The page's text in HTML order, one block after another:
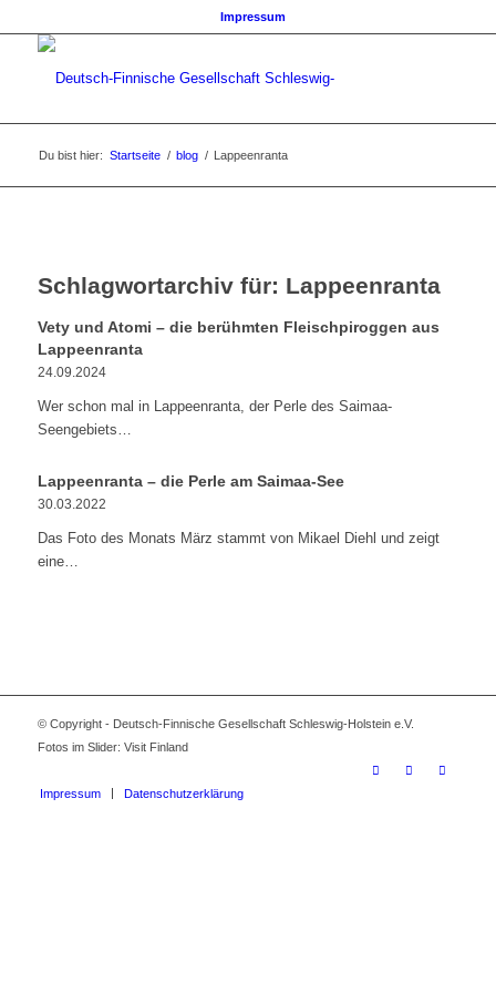
Impressum
Du bist hier: Startseite / blog / Lappeenranta
Schlagwortarchiv für: Lappeenranta
Vety und Atomi – die berühmten Fleischpiroggen aus
Lappeenranta
24.09.2024
Wer schon mal in Lappeenranta, der Perle des Saimaa-
Seengebiets…
Lappeenranta – die Perle am Saimaa-See
30.03.2022
Das Foto des Monats März stammt von Mikael Diehl und zeigt
eine…
© Copyright - Deutsch-Finnische Gesellschaft Schleswig-Holstein e.V.
Fotos im Slider: Visit Finland
Impressum Datenschutzerklärung